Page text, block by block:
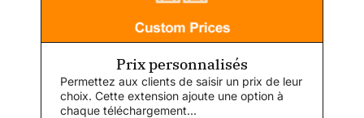
Prix personnalisés
Permettez aux clients de saisir un prix de leur
choix. Cette extension ajoute une option à
chaque téléchargement...